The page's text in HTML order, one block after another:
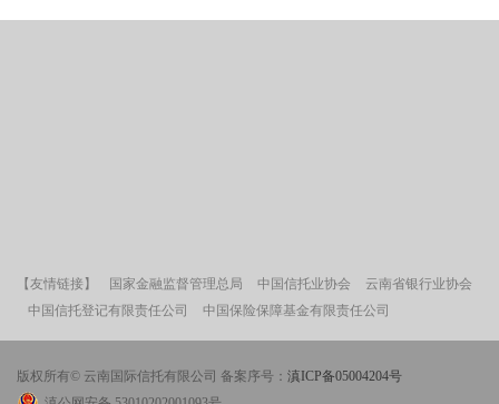
【友情链接】 国家金融监督管理总局 中国信托业协会
云南省银行业协会
中国信托登记有限责任公司
中国保险保障基金有限责任公司
版权所有© 云南国际信托有限公司 备案序号： 滇ICP备05004204号